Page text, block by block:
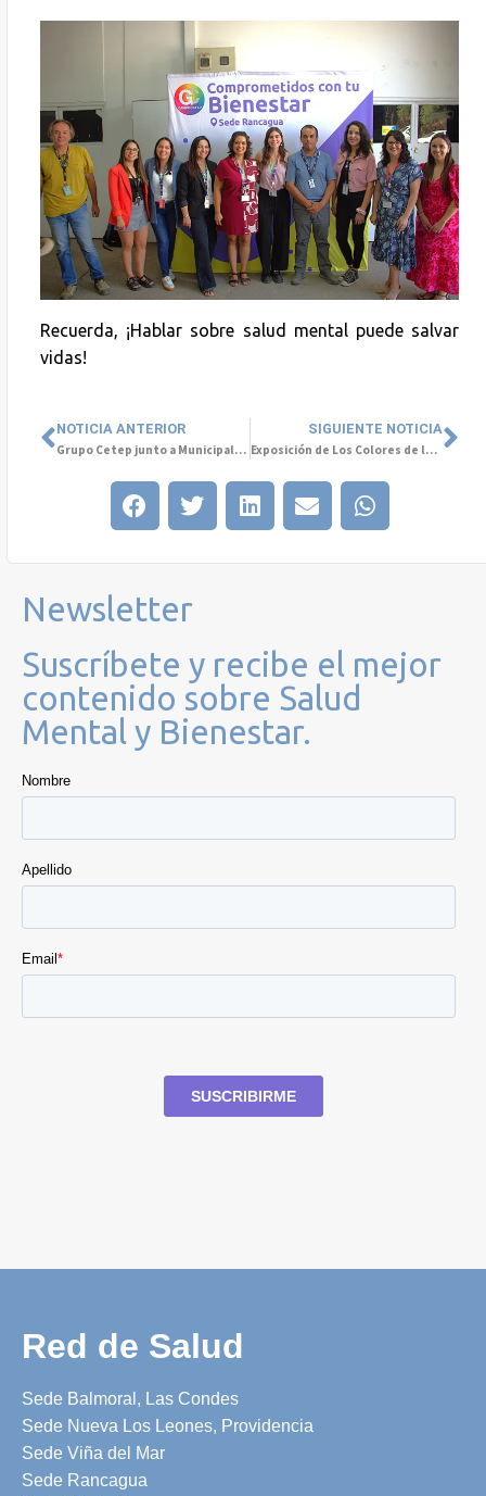
Recuerda, ¡Hablar sobre salud mental puede salvar
vidas!
NOTICIA ANTERIOR
Grupo Cetep junto a Municipalidad De Santiago por la Salud Mental de la Mujer
SIGUIENTE NOTICIA
Exposición de Los Colores de la Salud Mental llega a Colombia
Newsletter
Suscríbete y recibe el mejor
contenido sobre Salud
Mental y Bienestar.
Red de Salud
Sede Balmoral, Las Condes
Sede Nueva Los Leones, Providencia
Sede Viña del Mar
Sede Rancagua